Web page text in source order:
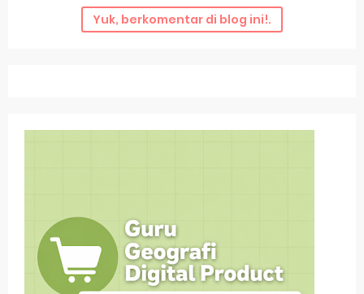
Yuk, berkomentar di blog ini!.